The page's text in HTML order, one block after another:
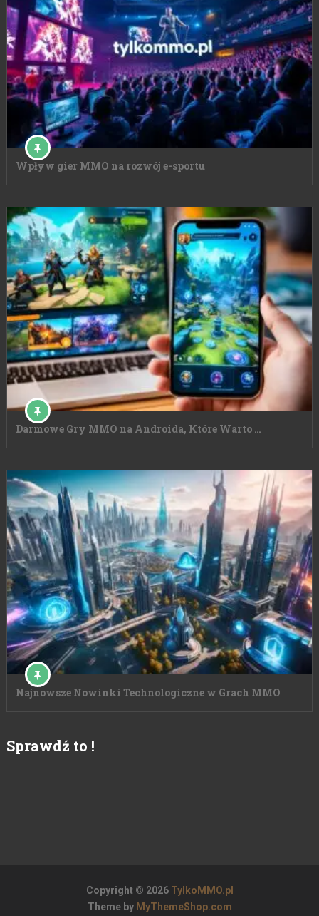
Wpływ gier MMO na rozwój e-sportu
Darmowe Gry MMO na Androida, Które Warto …
Najnowsze Nowinki Technologiczne w Grach MMO
Sprawdź to !
Copyright © 2026 TylkoMMO.pl
Theme by MyThemeShop.com